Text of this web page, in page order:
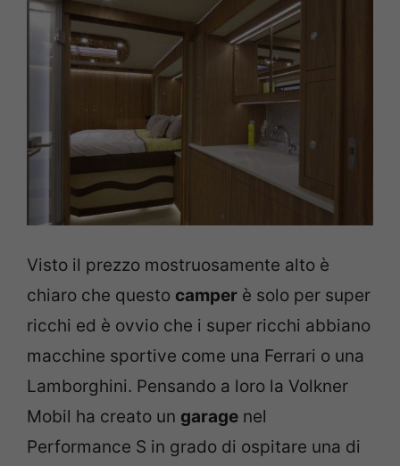
Visto il prezzo mostruosamente alto è
chiaro che questo camper è solo per super
ricchi ed è ovvio che i super ricchi abbiano
macchine sportive come una Ferrari o una
Lamborghini. Pensando a loro la Volkner
Mobil ha creato un garage nel
Performance S in grado di ospitare una di